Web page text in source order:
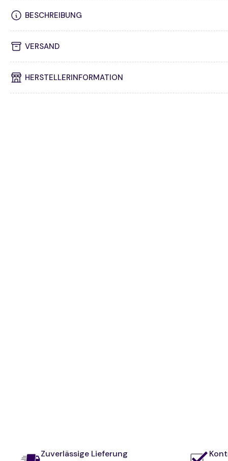
BESCHREIBUNG
VERSAND
HERSTELLERINFORMATION
Zuverlässige Lieferung